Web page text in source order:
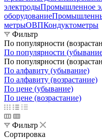
электродыПромышленное
оборудование
метрыОВПКондуктометры
Фильтр
По популярности
По популярности
По популярности
По алфавиту (убывание)
По алфавиту (возрастание)
По цене (убывание)
По цене (возрастание)
Фильтр
Сортировка